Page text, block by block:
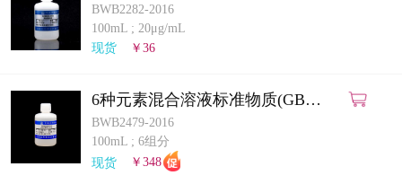
BWB2282-2016
100mL ; 20μg/mL
现货
￥36
6种元素混合溶液标准物质(GB
5009.268-2025)(ICP-MS法)
BWB2479-2016
100mL ; 6组分
现货
￥348
返回主页